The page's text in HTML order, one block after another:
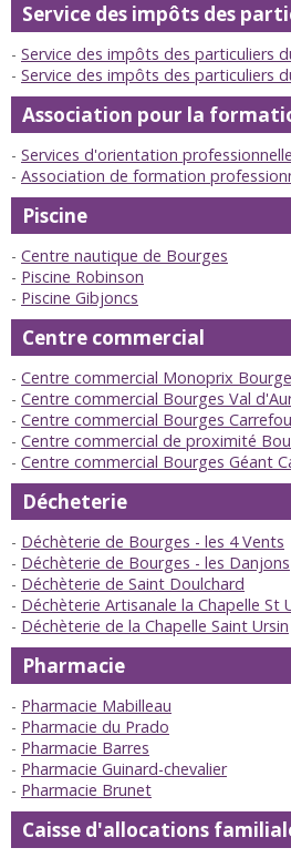
Service des impôts des
Service des impôts des particuliers
Service des impôts des particuliers
Association pour la
Services d'orientation
Association de formation
Piscine
Centre nautique de Bourges
Piscine Robinson
Piscine Gibjoncs
Centre commercial
Centre commercial Monoprix
Centre commercial Bourges Val
Centre commercial Bourges
Centre commercial de proximité
Centre commercial Bourges Géant
Décheterie
Déchèterie de Bourges - les 4 Vents
Déchèterie de Bourges - les Danjons
Déchèterie de Saint Doulchard
Déchèterie Artisanale la Chapelle St
Déchèterie de la Chapelle Saint Ursin
Pharmacie
Pharmacie Mabilleau
Pharmacie du Prado
Pharmacie Barres
Pharmacie Guinard-chevalier
Pharmacie Brunet
Caisse d'allocations